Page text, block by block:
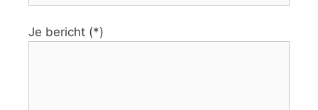
Je bericht (*)